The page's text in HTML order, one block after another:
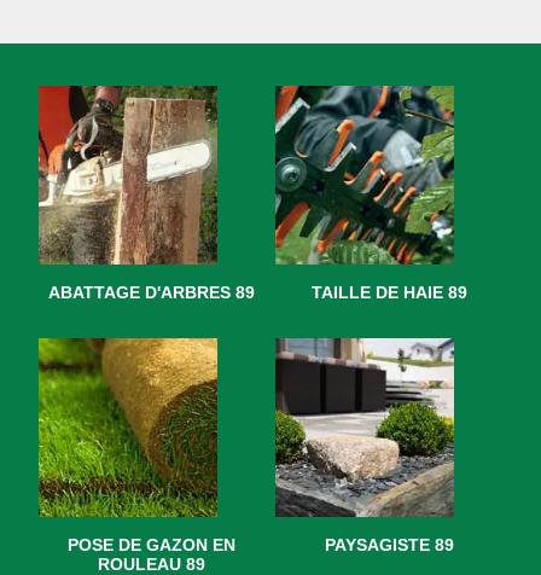
ABATTAGE D'ARBRES 89 TAILLE DE HAIE 89
POSE DE GAZON EN
ROULEAU 89
PAYSAGISTE 89